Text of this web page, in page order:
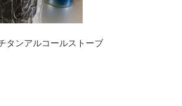
タンアルコールストーブ